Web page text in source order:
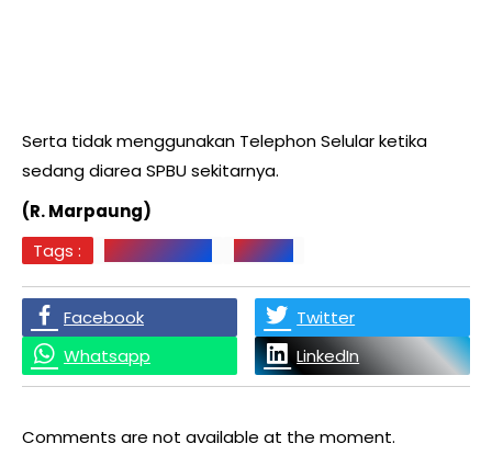
Serta tidak menggunakan Telephon Selular ketika
sedang diarea SPBU sekitarnya.
(R. Marpaung)
Tags :
LABURA
Facebook
Twitter
Whatsapp
LinkedIn
Comments are not available at the moment.